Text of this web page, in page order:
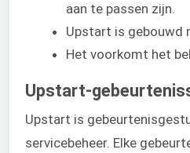
aan te passen zijn.
Upstart is gebouwd
Het voorkomt het
Upstart-
Upstart is
servicebeheer. Elke